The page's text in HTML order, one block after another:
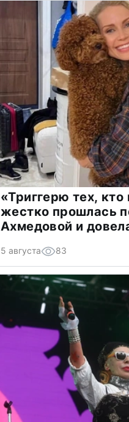
«Триггерю тех,
жестко прошлась
Ахмедовой и
5 августа 83